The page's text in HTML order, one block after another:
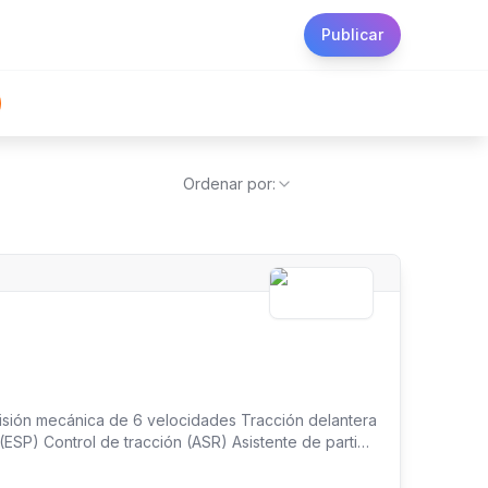
Publicar
Ordenar por:
mecánica de 6 velocidades Tracción delantera
Control de tracción (ASR) Asistente de partida
Llantas de aleación Espejos eléctricos Barras